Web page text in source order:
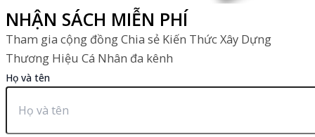
NHẬN SÁCH MIỄN PHÍ
Tham gia cộng đồng Chia sẻ Kiến Thức Xây Dựng
Thương Hiệu Cá Nhân đa kênh
Họ và tên